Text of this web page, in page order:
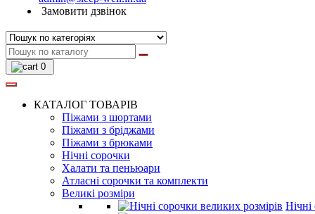
Замовити дзвінок
0
КАТАЛОГ ТОВАРІВ
Піжами з шортами
Піжами з бріджами
Піжами з брюками
Нічні сорочки
Халати та пеньюари
Атласні сорочки та комплекти
Великі розміри
Нічні